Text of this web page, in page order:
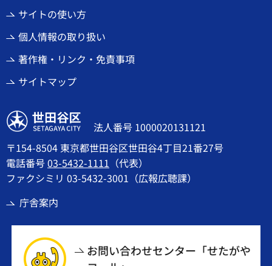
サイトの使い方
個人情報の取り扱い
著作権・リンク・免責事項
サイトマップ
世田谷区
法人番号 1000020131121
〒154-8504 東京都世田谷区世田谷4丁目21番27号
電話番号03-5432-1111 （代表）
ファクシミリ 03-5432-3001（広報広聴課）
庁舎案内
お問い合わせセンター「せたがや